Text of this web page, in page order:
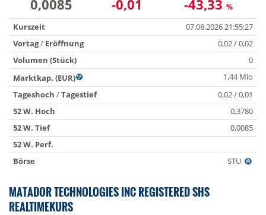
0,0085 -0,01 -43,33 %
Kurszeit
07.08.2026 21:55:27
Vortag/ Eröffnung
0,02 / 0,02
Volumen (Stück)
0
Marktkap. (EUR)
1,44 Mio
Tageshoch /Tagestief
0,02 / 0,01
52 W. Hoch
0,3780
52 W. Tief
0,0085
52 W. Perf.
Börse
STU
MATADOR TECHNOLOGIES INC REGISTERED SHS
REALTIMEKURS